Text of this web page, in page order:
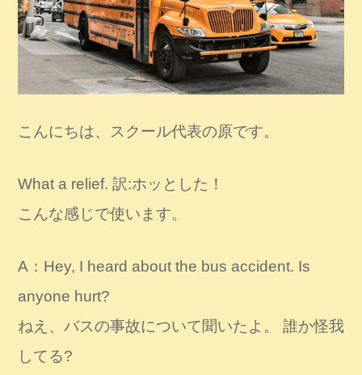
こんにちは、スクール代表の原です。
What a relief. 訳:ホッとした！
こんな感じで使います。
A：Hey, I heard about the bus accident. Is
anyone hurt?
ねえ、バスの事故について聞いたよ。 誰か怪我
してる?